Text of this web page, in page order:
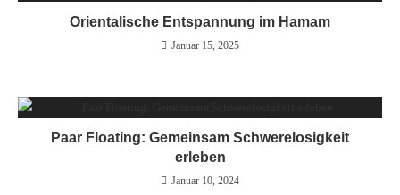
Orientalische Entspannung im Hamam
Januar 15, 2025
Paar Floating: Gemeinsam Schwerelosigkeit
erleben
Januar 10, 2024